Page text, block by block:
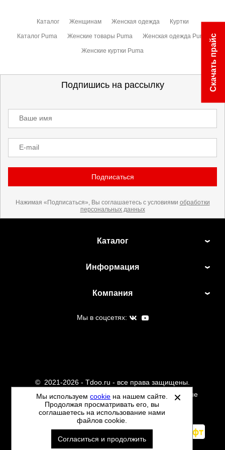
Каталог Женщинам Женская одежда Куртки
Каталог Puma Женские товары Puma Женская одежда Puma
Женские куртки Puma
Подпишись на рассылку
Ваше имя
E-mail
Подписаться
Нажимая «Подписаться», Вы соглашаетесь с условиями обработки
персональных данных
Каталог
Информация
Компания
Мы в соцсетях:
© 2021-2026 - Tdoo.ru - все права защищены.
Данный сайт не является интернет магазином и не
является публичной офертой.
Политика обработки персональных данных
Автоматизировано -
Скачать прайс
Мы используемcookie на нашем сайте.
Продолжая просматривать его, вы
соглашаетесь на использование нами
файлов cookie.
Согласиться и продолжить